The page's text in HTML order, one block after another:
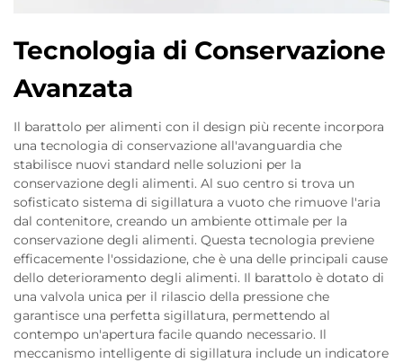
Tecnologia di Conservazione
Avanzata
Il barattolo per alimenti con il design più recente incorpora
una tecnologia di conservazione all'avanguardia che
stabilisce nuovi standard nelle soluzioni per la
conservazione degli alimenti. Al suo centro si trova un
sofisticato sistema di sigillatura a vuoto che rimuove l'aria
dal contenitore, creando un ambiente ottimale per la
conservazione degli alimenti. Questa tecnologia previene
efficacemente l'ossidazione, che è una delle principali cause
dello deterioramento degli alimenti. Il barattolo è dotato di
una valvola unica per il rilascio della pressione che
garantisce una perfetta sigillatura, permettendo al
contempo un'apertura facile quando necessario. Il
meccanismo intelligente di sigillatura include un indicatore